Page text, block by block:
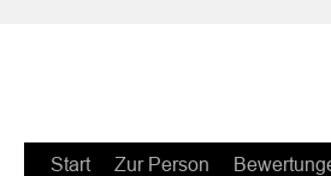
Zum
Start Zur Person